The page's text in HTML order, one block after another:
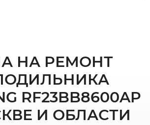
НА РЕМОНТ
RF23BB8600AP
И ОБЛАСТИ